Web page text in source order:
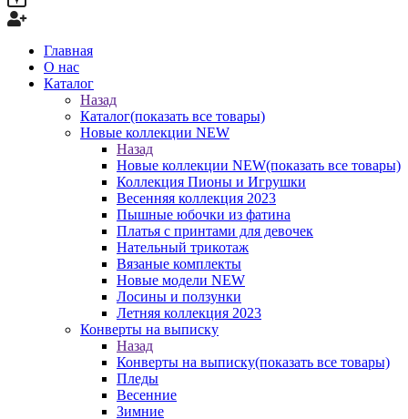
Главная
О нас
Каталог
Назад
Каталог(показать все товары)
Новые коллекции NEW
Назад
Новые коллекции NEW(показать все товары)
Коллекция Пионы и Игрушки
Весенняя коллекция 2023
Пышные юбочки из фатина
Платья с принтами для девочек
Нательный трикотаж
Вязаные комплекты
Новые модели NEW
Лосины и ползунки
Летняя коллекция 2023
Конверты на выписку
Назад
Конверты на выписку(показать все товары)
Пледы
Весенние
Зимние